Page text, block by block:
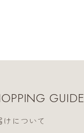
GUIDE
けについて